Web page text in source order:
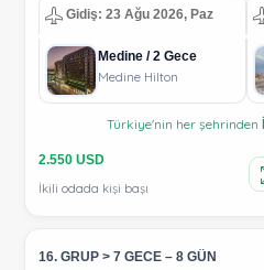
Gidiş: 23 Ağu 2026, Paz
Medine / 2 Gece
Medine Hilton
Türkiye'nin her şehrinden
2.550 USD
İkili odada kişi başı
16. GRUP > 7 GECE – 8 GÜN